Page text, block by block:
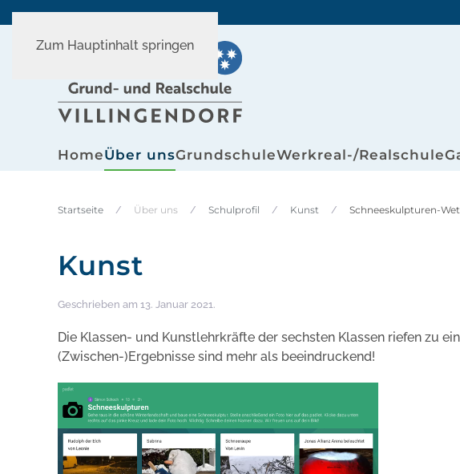
Zum Hauptinhalt springen
HomeÜber unsGrundschuleWerkreal-/Realschule
Startseite Über uns Schulprofil Kunst Schneeskulpturen-
Kunst
Geschrieben am 13. Januar 2021.
Die Klassen- und Kunstlehrkräfte der sechsten Klassen riefen zu
(Zwischen-)Ergebnisse sind mehr als beeindruckend!